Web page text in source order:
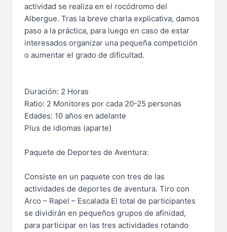
actividad se realiza en el rocódromo del
Albergue. Tras la breve charla explicativa, damos
paso a la práctica, para luego en caso de estar
interesados organizar una pequeña competición
o aumentar el grado de dificultad.
Duración: 2 Horas
Ratio: 2 Monitores por cada 20-25 personas
Edades: 10 años en adelante
Plus de idiomas (aparte)
Paquete de Deportes de Aventura:
Consiste en un paquete con tres de las
actividades de deportes de aventura. Tiro con
Arco – Rapel – Escalada El total de participantes
se dividirán en pequeños grupos de afinidad,
para participar en las tres actividades rotando